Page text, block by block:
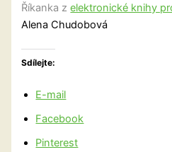
Říkanka z elektronické knihy
Alena Chudobová
Sdílejte:
E-mail
Facebook
Pinterest